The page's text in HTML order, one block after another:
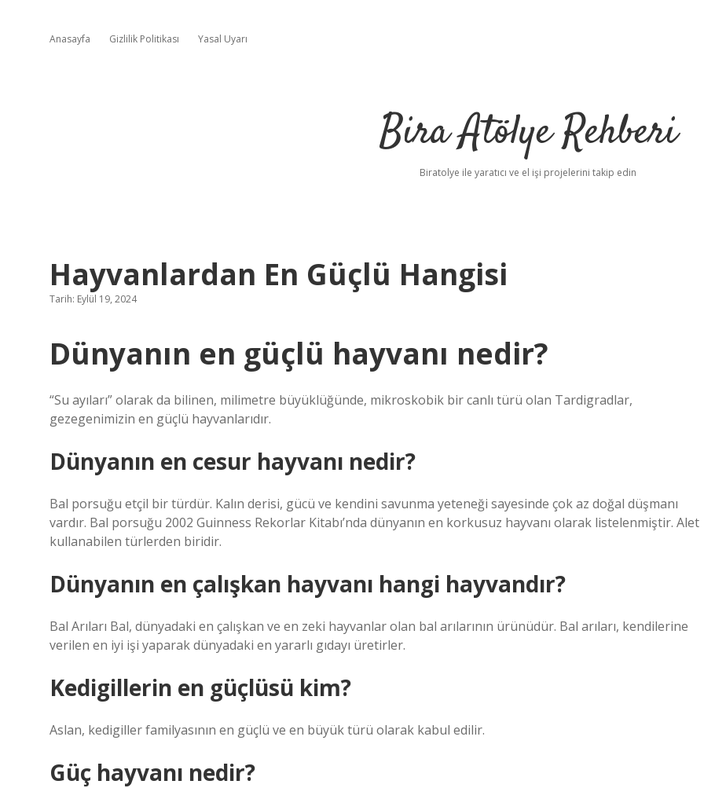
Anasayfa Gizlilik Politikası Yasal Uyarı
Bira Atölye Rehberi
Biratolye ile yaratıcı ve el işi projelerini takip edin
Hayvanlardan En Güçlü Hangisi
Tarih: Eylül 19, 2024
Dünyanın en güçlü hayvanı nedir?
“Su ayıları” olarak da bilinen, milimetre büyüklüğünde, mikroskobik bir canlı türü olan Tardigradlar,
gezegenimizin en güçlü hayvanlarıdır.
Dünyanın en cesur hayvanı nedir?
Bal porsuğu etçil bir türdür. Kalın derisi, gücü ve kendini savunma yeteneği sayesinde çok az doğal düşmanı
vardır. Bal porsuğu 2002 Guinness Rekorlar Kitabı’nda dünyanın en korkusuz hayvanı olarak listelenmiştir. Alet
kullanabilen türlerden biridir.
Dünyanın en çalışkan hayvanı hangi hayvandır?
Bal Arıları Bal, dünyadaki en çalışkan ve en zeki hayvanlar olan bal arılarının ürünüdür. Bal arıları, kendilerine
verilen en iyi işi yaparak dünyadaki en yararlı gıdayı üretirler.
Kedigillerin en güçlüsü kim?
Aslan, kedigiller familyasının en güçlü ve en büyük türü olarak kabul edilir.
Güç hayvanı nedir?